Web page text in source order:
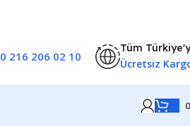
0 216 206 02 10
Tüm
Ücretsiz